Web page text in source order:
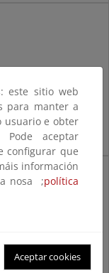
este sitio web
para manter a
usuario e obter
Pode aceptar
configurar que
información
nosa ;política
Aceptar cookies